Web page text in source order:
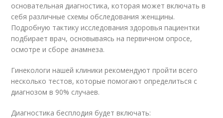
основательная диагностика, которая может включать в
себя различные схемы обследования женщины.
Подробную тактику исследования здоровья пациентки
подбирает врач, основываясь на первичном опросе,
осмотре и сборе анамнеза.
Гинекологи нашей клиники рекомендуют пройти всего
несколько тестов, которые помогают определиться с
диагнозом в 90% случаев.
Диагностика бесплодия будет включать: